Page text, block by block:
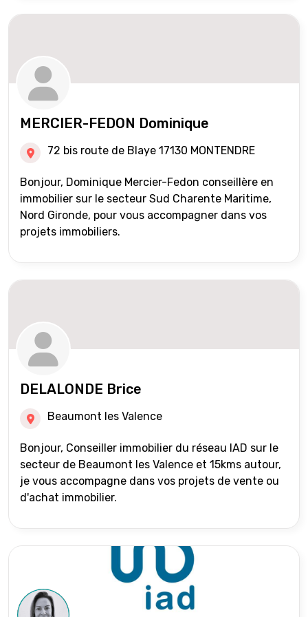
MERCIER-FEDON Dominique
72 bis route de Blaye 17130 MONTENDRE
Bonjour, Dominique Mercier-Fedon conseillère en
immobilier sur le secteur Sud Charente Maritime,
Nord Gironde, pour vous accompagner dans vos
projets immobiliers.
DELALONDE Brice
Beaumont les Valence
Bonjour, Conseiller immobilier du réseau IAD sur le
secteur de Beaumont les Valence et 15kms autour,
je vous accompagne dans vos projets de vente ou
d'achat immobilier.